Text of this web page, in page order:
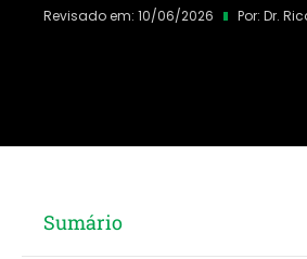
Revisado em: 10/06/2026 Por: Dr.
Sumário